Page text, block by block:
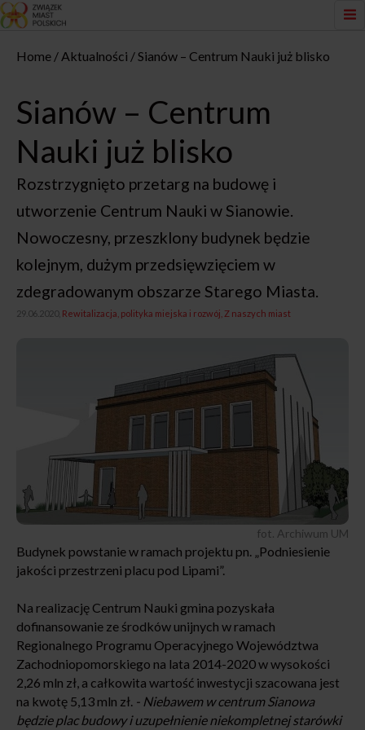
Home Aktualności Sianów – Centrum Nauki już blisko
Sianów – Centrum
Nauki już blisko
Rozstrzygnięto przetarg na budowę i
utworzenie Centrum Nauki w Sianowie.
Nowoczesny, przeszklony budynek będzie
kolejnym, dużym przedsięwzięciem w
zdegradowanym obszarze Starego Miasta.
29.06.2020, Rewitalizacja, polityka miejska i rozwój Z naszych miast
fot. Archiwum UM
Budynek powstanie w ramach projektu pn. „Podniesienie
jakości przestrzeni placu pod Lipami”.
Na realizację Centrum Nauki gmina pozyskała
dofinansowanie ze środków unijnych w ramach
Regionalnego Programu Operacyjnego Województwa
Zachodniopomorskiego na lata 2014-2020 w wysokości
2,26 mln zł, a całkowita wartość inwestycji szacowana jest
na kwotę 5,13 mln zł. - Niebawem w centrum Sianowa
będzie plac budowy i uzupełnienie niekompletnej starówki